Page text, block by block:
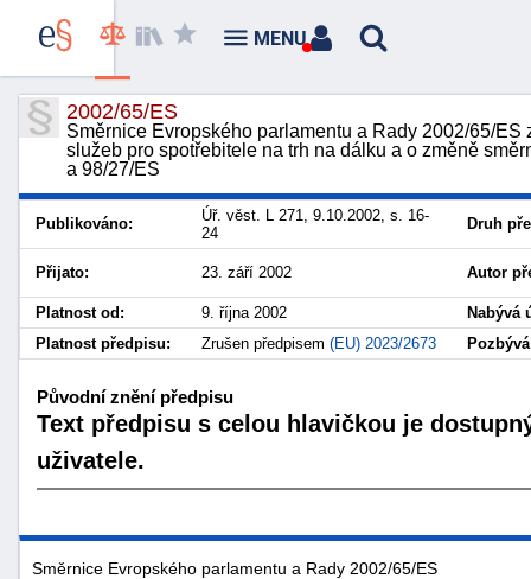
2002/65/ES
Směrnice Evropského parlamentu a Rady 2002/65/
služeb pro spotřebitele na trh na dálku a o změně
a 98/27/ES
Publikováno:
Úř. věst. L 271, 9.10.2002, s. 16-
24
Druh
Přijato: 23. září 2002 Autor
Platnost od: 9. října 2002
Nabývá
Platnost předpisu:
Zrušen předpisem (EU) 2023/2673
Původní znění předpisu
Text předpisu s celou hlavičkou je
uživatele.
Směrnice Evropského parlamentu a Rady 2002/65/ES
MENU